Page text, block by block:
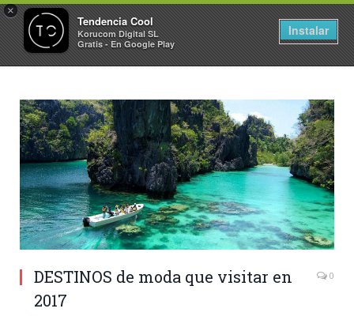
×
Tendencia Cool
Korucom Digital SL
Gratis - En Google Play
Instalar
DESTINOS de moda que visitar en
2017
0